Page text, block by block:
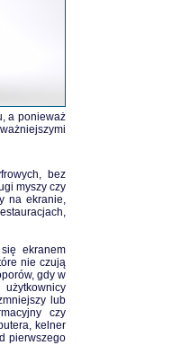
a ponieważ
bez
myszy czy
na ekranie,
ekranem
nie czują
gdy w
lub
czy
kelner
pierwszego